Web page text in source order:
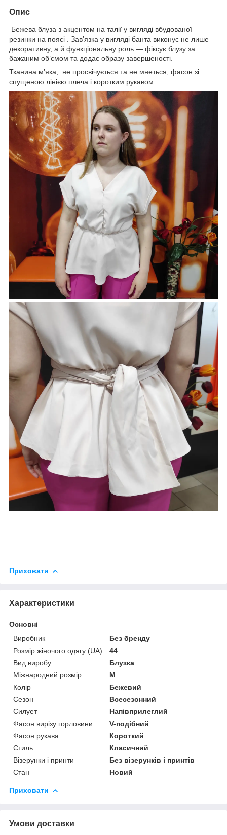
Опис
Бежева блуза з акцентом на талії у вигляді вбудованої
резинки на поясі . Зав’язка у вигляді банта виконує не лише
декоративну, а й функціональну роль — фіксує блузу за
бажаним об’ємом та додає образу завершеності.
Тканина м’яка, не просвічується та не мнеться, фасон зі
спущеною лінією плеча і коротким рукавом
Приховати
Характеристики
Основні
Виробник
Без бренду
Розмір жіночого одягу (UA)
44
Вид виробу
Блузка
Міжнародний розмір
M
Колір
Бежевий
Сезон
Всесезонний
Силует
Напівприлеглий
Фасон вирізу горловини
V-подібний
Фасон рукава
Короткий
Стиль
Класичний
Візерунки і принти
Без візерунків і принтів
Стан
Новий
Приховати
Умови доставки